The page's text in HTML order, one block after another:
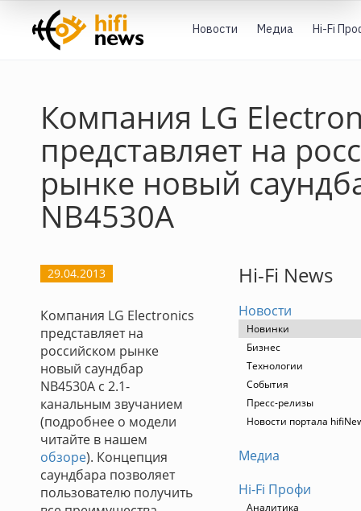
Новости Медиа Hi-Fi
Компания LG
представляет на
рынке новый
NB4530A
29.04.2013
Компания LG Electronics
представляет на
российском рынке
новый саундбар
NB4530A с 2.1-
канальным звучанием
(подробнее о модели
читайте в нашем
обзоре). Концепция
саундбара позволяет
пользователю получить
Hi-Fi News
Новости
Новинки
Бизнес
Технологии
События
Пресс-релизы
Новости портала
Медиа
Hi-Fi Профи
Аналитика